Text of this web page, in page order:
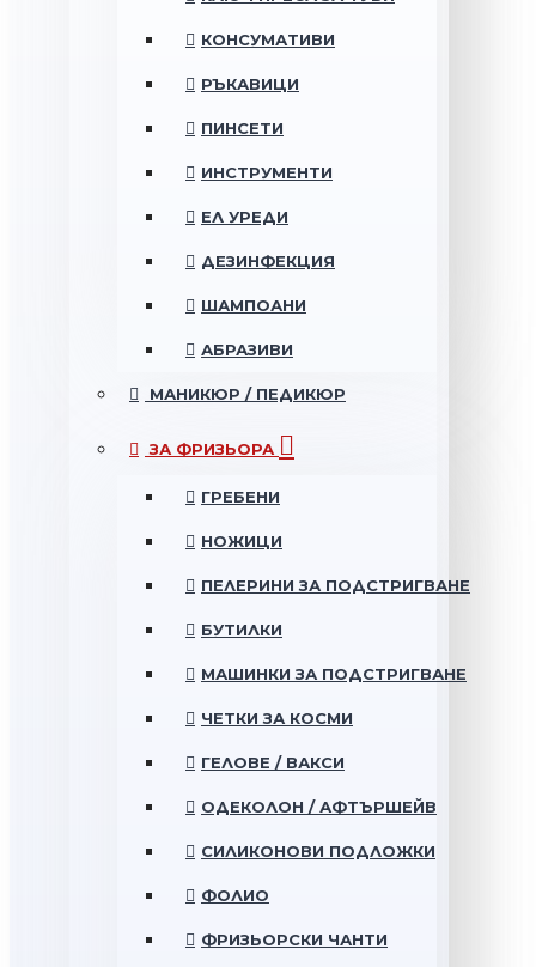
КОНСУМАТИВИ
РЪКАВИЦИ
ПИНСЕТИ
ИНСТРУМЕНТИ
ЕЛ УРЕДИ
ДЕЗИНФЕКЦИЯ
ШАМПОАНИ
АБРАЗИВИ
МАНИКЮР / ПЕДИКЮР
ЗА ФРИЗЬОРА
ГРЕБЕНИ
НОЖИЦИ
ПЕЛЕРИНИ ЗА ПОДСТРИГВАНЕ
БУТИЛКИ
МАШИНКИ ЗА ПОДСТРИГВАНЕ
ЧЕТКИ ЗА КОСМИ
ГЕЛОВЕ / ВАКСИ
ОДЕКОЛОН / АФТЪРШЕЙВ
СИЛИКОНОВИ ПОДЛОЖКИ
ФОЛИО
ФРИЗЬОРСКИ ЧАНТИ